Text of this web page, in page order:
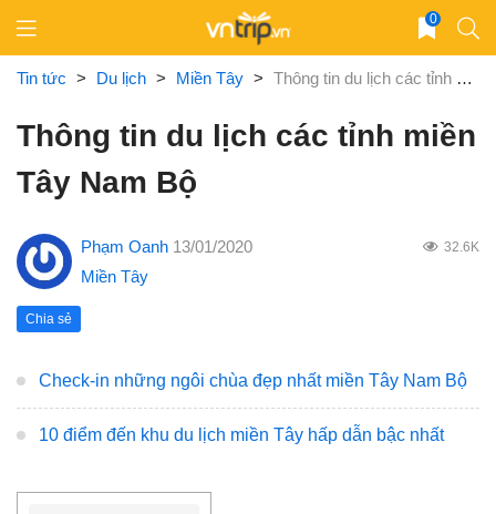
content
0
Tin tức > Du lịch > Miền Tây > Thông tin du lịch các tỉnh miền Tây Nam Bộ
Thông tin du lịch các tỉnh miền
Tây Nam Bộ
Phạm Oanh 13/01/2020 32.6K
Miền Tây
Chia sẻ
Check-in những ngôi chùa đẹp nhất miền Tây Nam Bộ
10 điểm đến khu du lịch miền Tây hấp dẫn bậc nhất